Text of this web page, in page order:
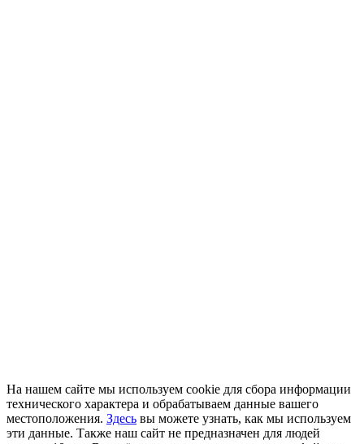
На нашем сайте мы используем cookie для сбора информации
технического характера и обрабатываем данные вашего
местоположения. Здесь вы можете узнать, как мы используем
эти данные. Также наш сайт не предназначен для людей